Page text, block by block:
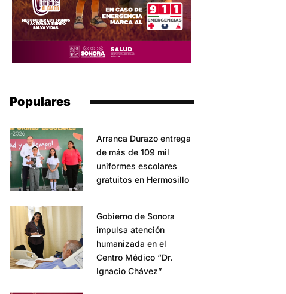
Populares
Arranca Durazo entrega
de más de 109 mil
uniformes escolares
gratuitos en Hermosillo
Gobierno de Sonora
impulsa atención
humanizada en el
Centro Médico “Dr.
Ignacio Chávez”